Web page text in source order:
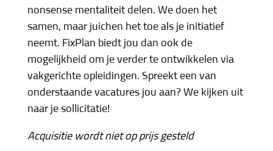
nonsense mentaliteit delen. We doen het
samen, maar juichen het toe als je initiatief
neemt. FixPlan biedt jou dan ook de
mogelijkheid om je verder te ontwikkelen via
vakgerichte opleidingen. Spreekt een van
onderstaande vacatures jou aan? We kijken uit
naar je sollicitatie!
Acquisitie wordt niet op prijs gesteld